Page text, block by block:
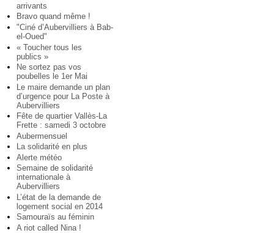
arrivants
Bravo quand même !
"Ciné d’Aubervilliers à Bab-
el-Oued"
« Toucher tous les
publics »
Ne sortez pas vos
poubelles le 1er Mai
Le maire demande un plan
d’urgence pour La Poste à
Aubervilliers
Fête de quartier Vallès-La
Frette : samedi 3 octobre
Aubermensuel
La solidarité en plus
Alerte météo
Semaine de solidarité
internationale à
Aubervilliers
L’état de la demande de
logement social en 2014
Samouraïs au féminin
A riot called Nina !